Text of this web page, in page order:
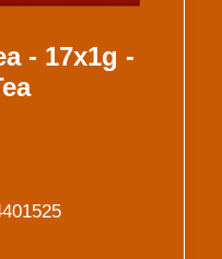
- 17x1g -